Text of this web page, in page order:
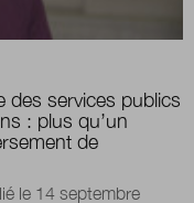
des services publics
: plus qu’un
de
le 14 septembre